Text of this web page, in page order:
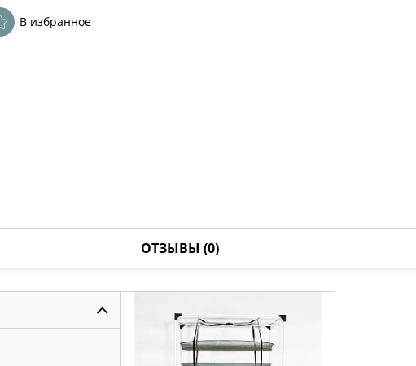
В избранное
ОТЗЫВЫ (0)